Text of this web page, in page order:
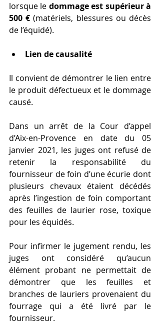
lorsque le dommage est supérieur à
500 € (matériels, blessures ou décès
de l’équidé).
Lien de causalité
Il convient de démontrer le lien entre
le produit défectueux et le dommage
causé.
Dans un arrêt de la Cour d’appel
d’Aix-en-Provence en date du 05
janvier 2021, les juges ont refusé de
retenir la responsabilité du
fournisseur de foin d’une écurie dont
plusieurs chevaux étaient décédés
après l’ingestion de foin comportant
des feuilles de laurier rose, toxique
pour les équidés.
Pour infirmer le jugement rendu, les
juges ont considéré qu’aucun
élément probant ne permettait de
démontrer que les feuilles et
branches de lauriers provenaient du
fourrage qui a été livré par le
fournisseur.